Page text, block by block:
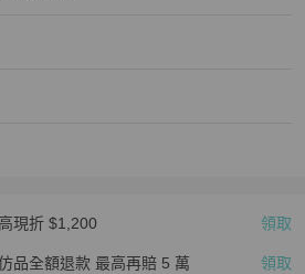
現折 $1,200 領取
品全額退款 最高再賠 5 萬 領取